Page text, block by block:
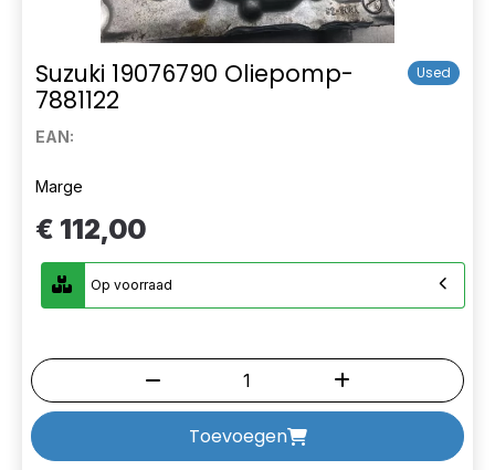
Suzuki 19076790 Oliepomp-
7881122
Used
EAN:
Marge
€ 112,00
Op voorraad
Toevoegen